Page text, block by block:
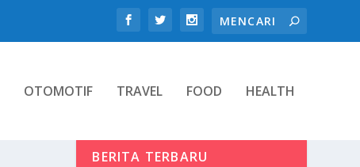
OTOMOTIF TRAVEL FOOD HEALTH
BERITA TERBARU